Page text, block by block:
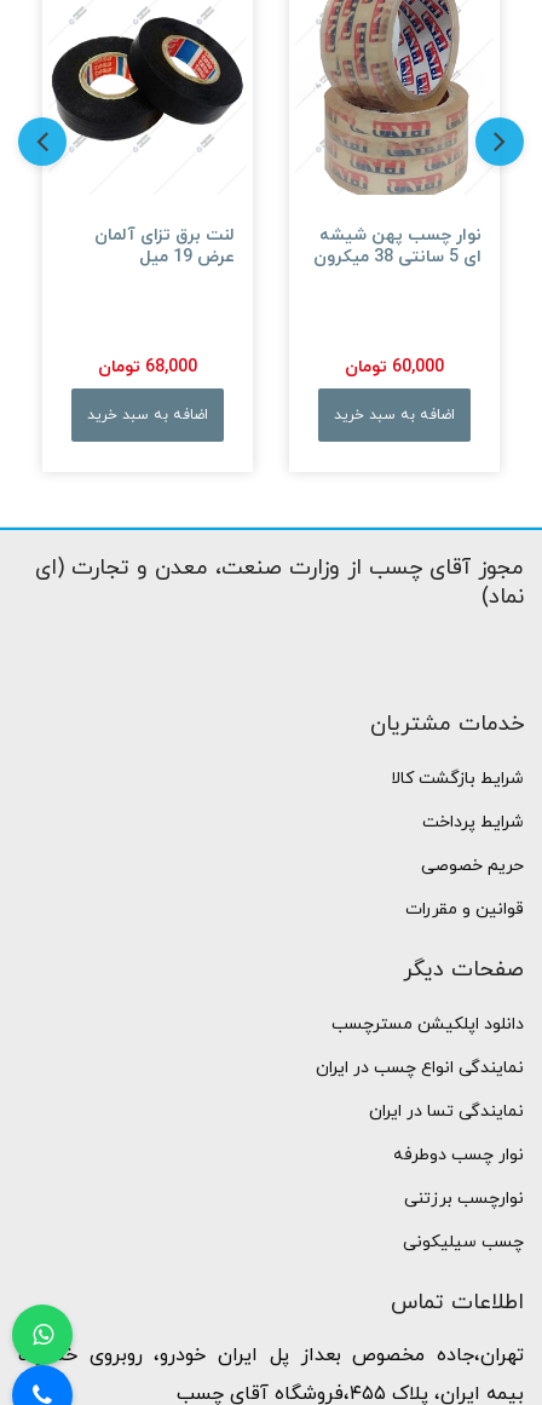
نوار چسب پهن شیشه
ای 5 سانتی 38 میکرون
60,000 تومان
اضافه به سبد خرید
لنت برق تزای آلمان
عرض 19 میل
68,000 تومان
اضافه به سبد خرید
مجوز آقای چسب از وزارت صنعت، معدن و تجارت (ای
نماد)
خدمات مشتریان
شرایط بازگشت کالا
شرایط پرداخت
حریم خصوصی
قوانین و مقررات
صفحات دیگر
دانلود اپلکیشن مسترچسب
نمایندگی انواع چسب در ایران
نمایندگی تسا در ایران
نوار چسب دوطرفه
نوارچسب برزتنی
چسب سیلیکونی
اطلاعات تماس
تهران،جاده مخصوص بعداز پل ایران خودرو، روبروی خسارت
بیمه ایران، پلاک ۴۵۵،فروشگاه آقای چسب